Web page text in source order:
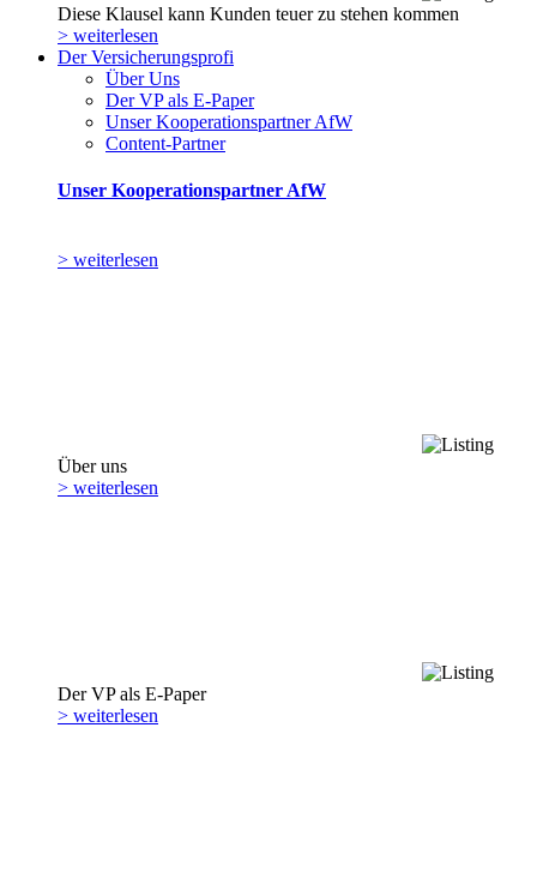
Diese Klausel kann Kunden teuer zu stehen kommen
> weiterlesen
Der Versicherungsprofi
Über Uns
Der VP als E-Paper
Unser Kooperationspartner AfW
Content-Partner
Unser Kooperationspartner AfW
> weiterlesen
Über uns
> weiterlesen
Der VP als E-Paper
> weiterlesen